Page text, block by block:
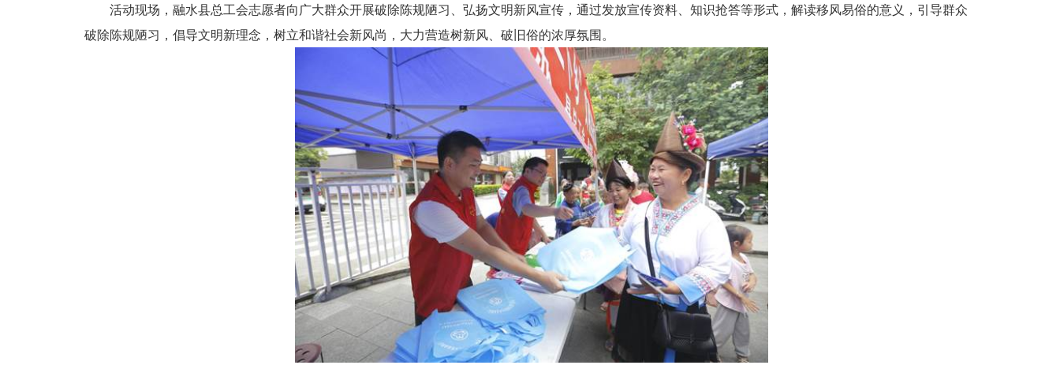
活动现场，融水县总工会志愿者向广大群众开展破除陈规陋习、弘扬文明新风宣传，通过发放宣传资料、知识抢答等形式，解读移风易俗的意义，引导群众
破除陈规陋习，倡导文明新理念，树立和谐社会新风尚，大力营造树新风、破旧俗的浓厚氛围。